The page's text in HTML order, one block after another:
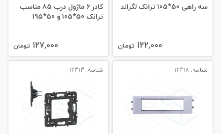
سه راهی 50*105 ترانک لگراند
122,000 تومان
کادر 6 ماژول درب 85 مناسب
ترانک 50*105 و 50*195
127,000 تومان
شناسه: 12318 شناسه: 12313